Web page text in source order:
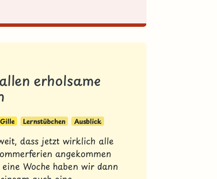
erholsame
Lernstübchen Ausblick
dass jetzt wirklich alle
angekommen
Woche haben wir dann